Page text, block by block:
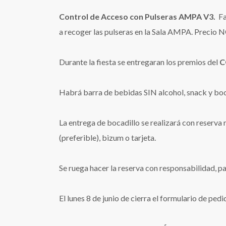
Control de Acceso con Pulseras AMPA V3.
a recoger las pulseras en la Sala AMPA. Precio
Durante la fiesta se entregaran los premios del
Habrá barra de bebidas SIN alcohol, snack y
La entrega de bocadillo se realizará con
(preferible), bizum o tarjeta.
Se ruega hacer la reserva con responsabilidad,
El lunes 8 de junio de cierra el formulario de